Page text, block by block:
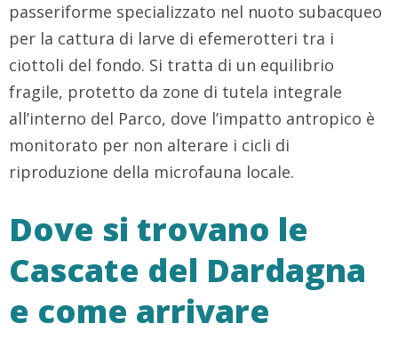
passeriforme specializzato nel nuoto subacqueo
per la cattura di larve di efemerotteri tra i
ciottoli del fondo. Si tratta di un equilibrio
fragile, protetto da zone di tutela integrale
all’interno del Parco, dove l’impatto antropico è
monitorato per non alterare i cicli di
riproduzione della microfauna locale.
Dove si trovano le
Cascate del Dardagna
e come arrivare